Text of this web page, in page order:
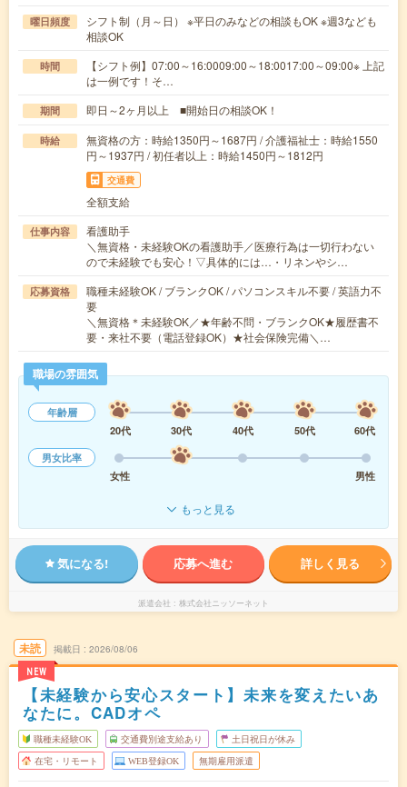
曜日頻度
シフト制（月～日） ※平日のみなどの相談もOK ※週3なども
相談OK
時間
【シフト例】07:00～16:0009:00～18:0017:00～09:00※ 上記
は一例です！そ…
期間 即日～2ヶ月以上 ■開始日の相談OK！
時給
無資格の方：時給1350円～1687円 / 介護福祉士：時給1550
円～1937円 / 初任者以上：時給1450円～1812円
交通費
全額支給
仕事内容
看護助手
＼無資格・未経験OKの看護助手／医療行為は一切行わない
ので未経験でも安心！▽具体的には…・リネンやシ…
応募資格
職種未経験OK / ブランクOK / パソコンスキル不要 / 英語力不
要
＼無資格＊未経験OK／★年齢不問・ブランクOK★履歴書不
要・来社不要（電話登録OK）★社会保険完備＼…
職場の雰囲気
年齢層
20代
30代 40代 50代
60代
男女比率
女性
男性
もっと見る
気になる! 応募へ進む 詳しく見る
派遣会社 株式会社ニッソーネット
未読
NEW
掲載日 2026/08/06
【未経験から安心スタート】未来を変えたいあ
なたに。CADオペ
職種未経験OK 交通費別途支給あり 土日祝日が休み
在宅・リモート WEB登録OK 無期雇用派遣